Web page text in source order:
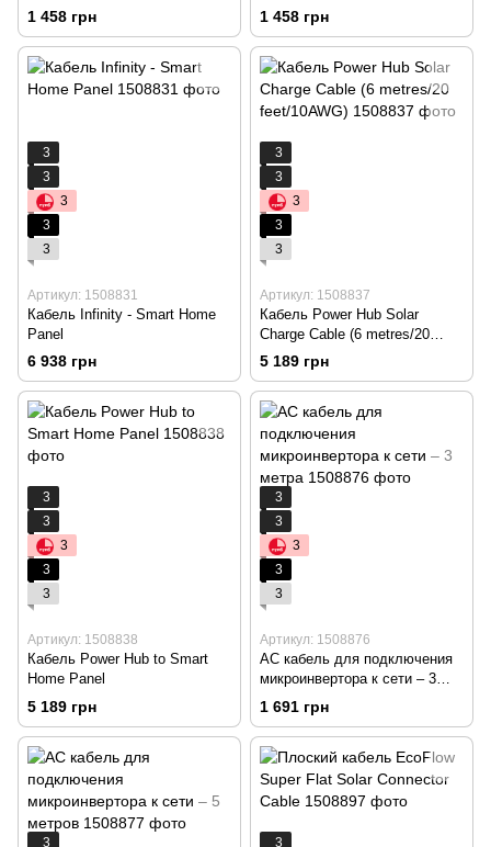
2.5m
1 458 грн
Cable
1 458 грн
3
3
3
3
3
Артикул: 1508831
Кабель Infinity - Smart Home
Panel
6 938 грн
3
3
3
3
3
Артикул: 1508837
Кабель Power Hub Solar
Charge Cable (6 metres/20
feet/10AWG)
5 189 грн
3
3
3
3
3
Артикул: 1508838
Кабель Power Hub to Smart
Home Panel
5 189 грн
3
3
3
3
3
Артикул: 1508876
AC кабель для подключения
микроинвертора к сети – 3
метра
1 691 грн
3 3